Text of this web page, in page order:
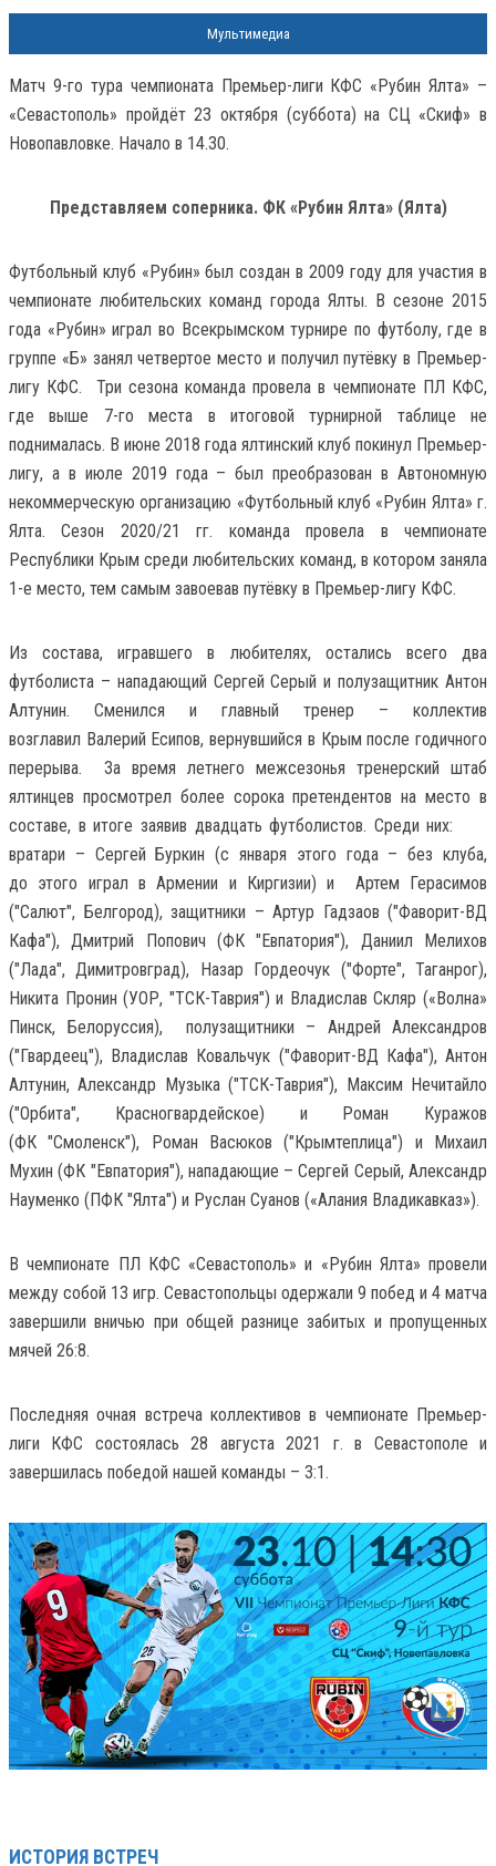
Мультимедиа
Матч 9-го тура чемпионата Премьер-лиги КФС «Рубин Ялта» –
«Севастополь» пройдёт 23 октября (суббота) на СЦ «Скиф» в
Новопавловке. Начало в 14.30.
Представляем соперника. ФК «Рубин Ялта» (Ялта)
Футбольный клуб «Рубин» был создан в 2009 году для участия в
чемпионате любительских команд города Ялты. В сезоне 2015
года «Рубин» играл во Всекрымском турнире по футболу, где в
группе «Б» занял четвертое место и получил путёвку в Премьер-
лигу КФС. Три сезона команда провела в чемпионате ПЛ КФС,
где выше 7-го места в итоговой турнирной таблице не
поднималась. В июне 2018 года ялтинский клуб покинул Премьер-
лигу, а в июле 2019 года – был преобразован в Автономную
некоммерческую организацию «Футбольный клуб «Рубин Ялта» г.
Ялта. Сезон 2020/21 гг. команда провела в чемпионате
Республики Крым среди любительских команд, в котором заняла
1-е место, тем самым завоевав путёвку в Премьер-лигу КФС.
Из состава, игравшего в любителях, остались всего два
футболиста – нападающий Сергей Серый и полузащитник Антон
Алтунин. Сменился и главный тренер – коллектив
возглавил Валерий Есипов, вернувшийся в Крым после годичного
перерыва. За время летнего межсезонья тренерский штаб
ялтинцев просмотрел более сорока претендентов на место в
составе, в итоге заявив двадцать футболистов. Среди них:
вратари – Сергей Буркин (с января этого года – без клуба,
до этого играл в Армении и Киргизии) и Артем Герасимов
("Салют", Белгород), защитники – Артур Гадзаов ("Фаворит-ВД
Кафа"), Дмитрий Попович (ФК "Евпатория"), Даниил Мелихов
("Лада", Димитровград), Назар Гордеочук ("Форте", Таганрог),
Никита Пронин (УОР, "ТСК-Таврия") и Владислав Скляр («Волна»
Пинск, Белоруссия), полузащитники – Андрей Александров
("Гвардеец"), Владислав Ковальчук ("Фаворит-ВД Кафа"), Антон
Алтунин, Александр Музыка ("ТСК-Таврия"), Максим Нечитайло
("Орбита", Красногвардейское) и Роман Куражов
(ФК "Смоленск"), Роман Васюков ("Крымтеплица") и Михаил
Мухин (ФК "Евпатория"), нападающие – Сергей Серый, Александр
Науменко (ПФК "Ялта") и Руслан Суанов («Алания Владикавказ»).
В чемпионате ПЛ КФС «Севастополь» и «Рубин Ялта» провели
между собой 13 игр. Севастопольцы одержали 9 побед и 4 матча
завершили вничью при общей разнице забитых и пропущенных
мячей 26:8.
Последняя очная встреча коллективов в чемпионате Премьер-
лиги КФС состоялась 28 августа 2021 г. в Севастополе и
завершилась победой нашей команды – 3:1.
ИСТОРИЯ ВСТРЕЧ